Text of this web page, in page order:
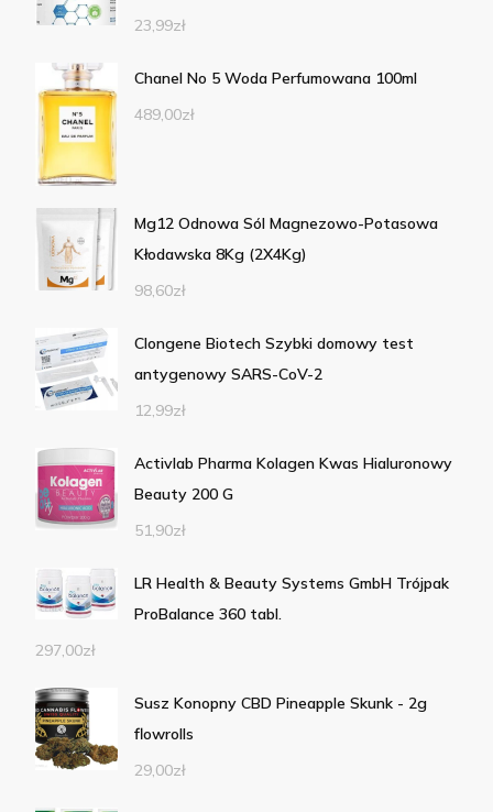
23,99zł
Chanel No 5 Woda Perfumowana 100ml
489,00zł
Mg12 Odnowa Sól Magnezowo-Potasowa
Kłodawska 8Kg (2X4Kg)
98,60zł
Clongene Biotech Szybki domowy test
antygenowy SARS-CoV-2
12,99zł
Activlab Pharma Kolagen Kwas Hialuronowy
Beauty 200 G
51,90zł
LR Health & Beauty Systems GmbH Trójpak
ProBalance 360 tabl.
297,00zł
Susz Konopny CBD Pineapple Skunk - 2g
flowrolls
29,00zł